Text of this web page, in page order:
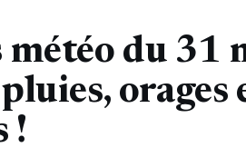
du 31
orages
!